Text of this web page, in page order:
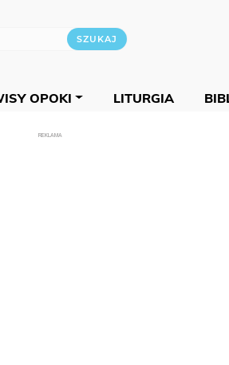
OPOKI LITURGIA
REKLAMA